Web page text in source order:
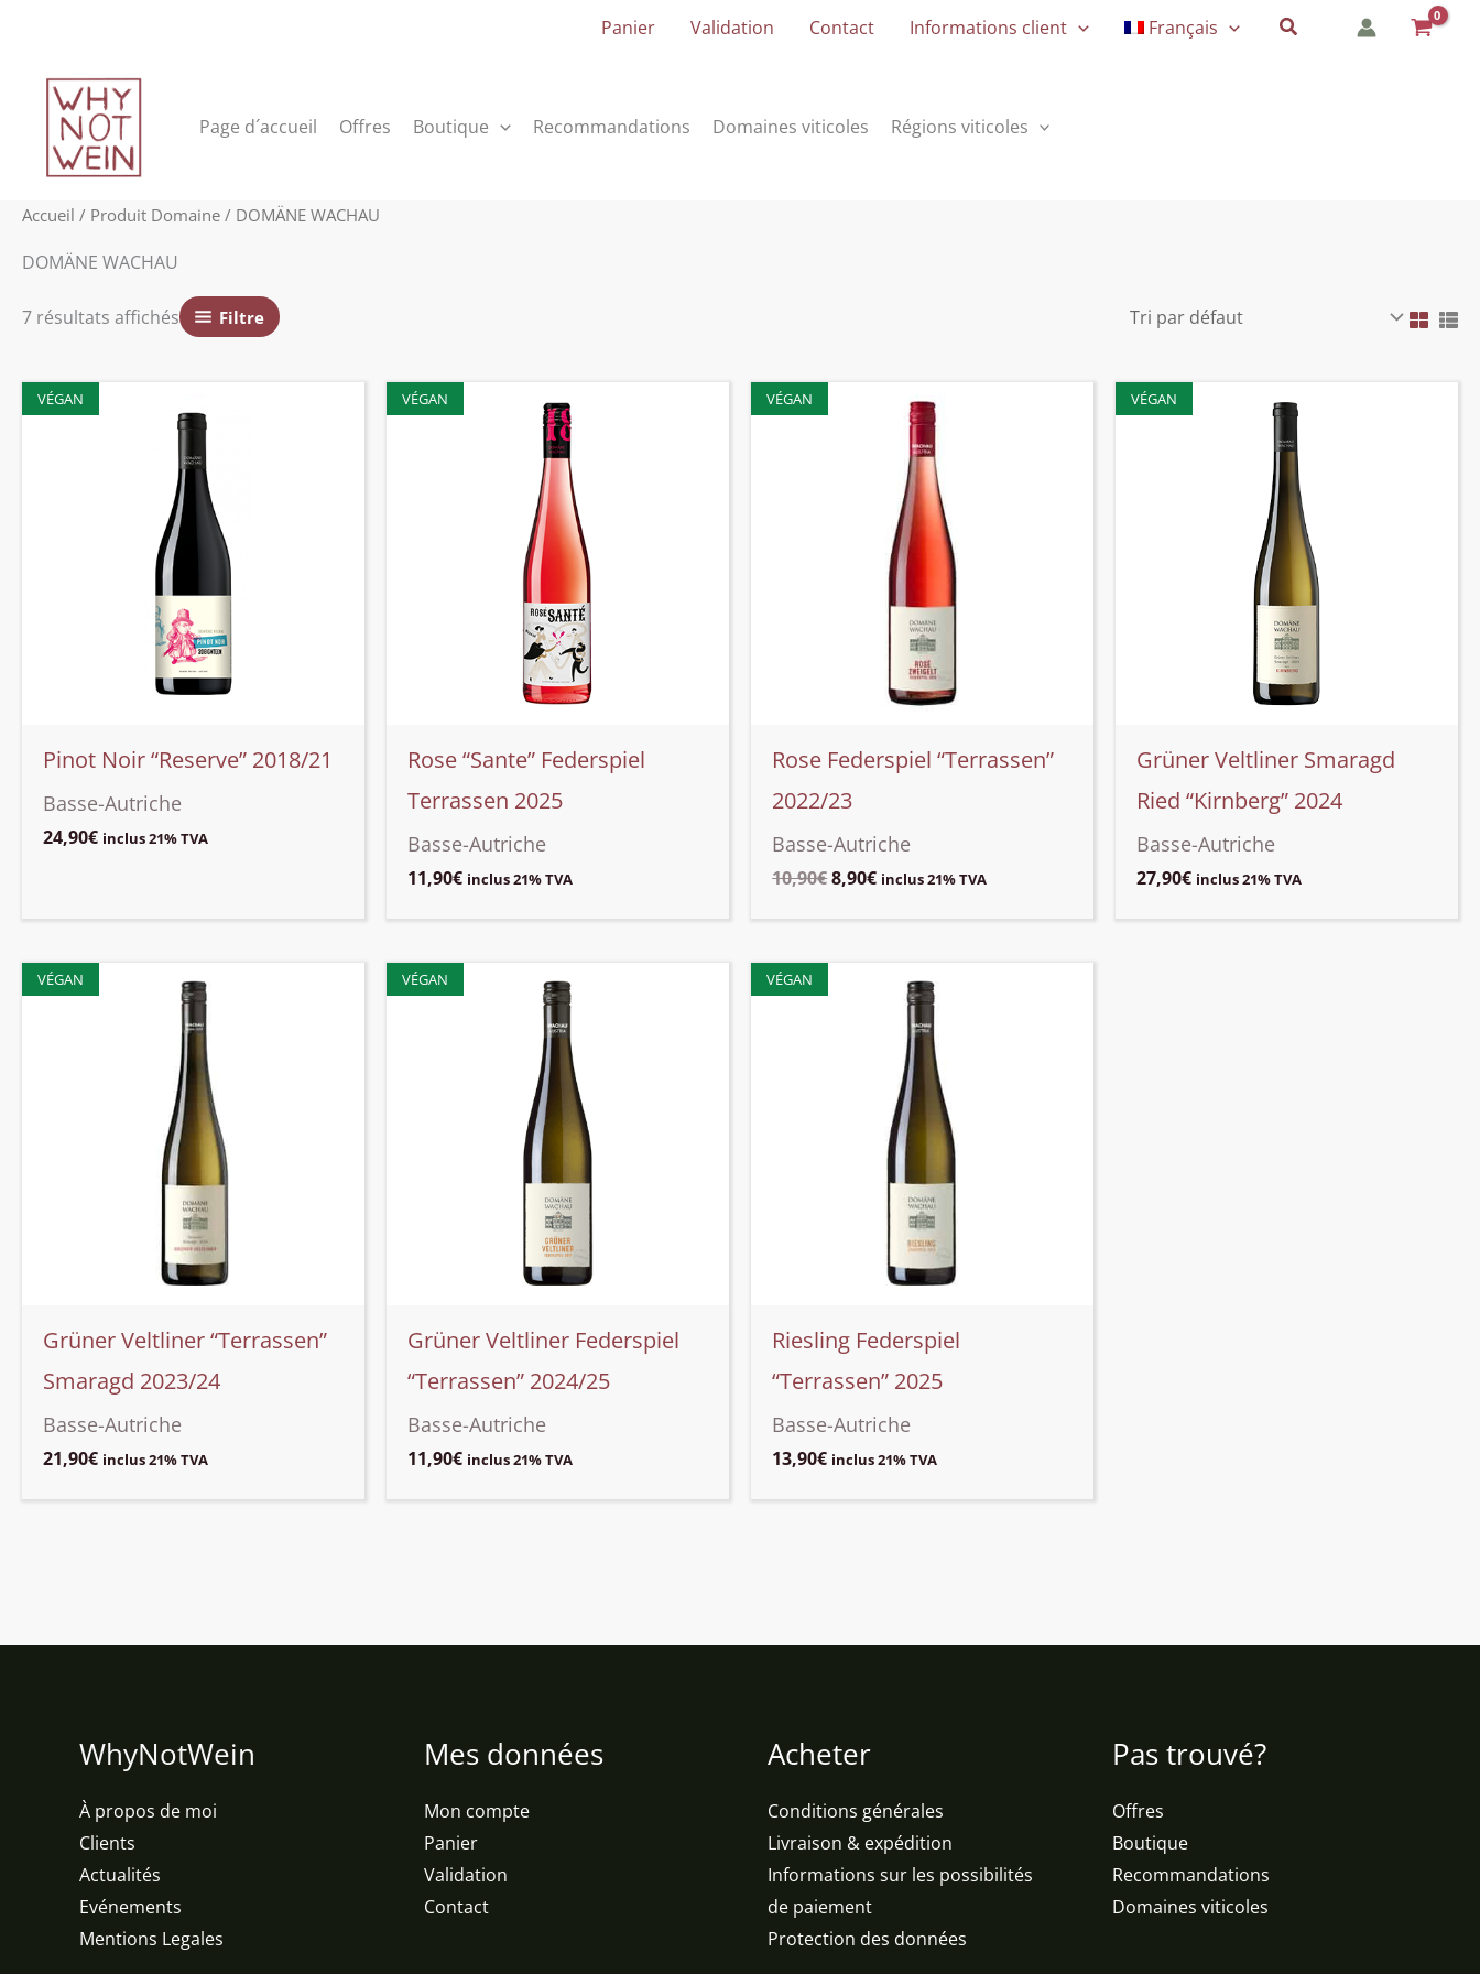
contenu
Panier Validation Contact Informations client Français Rechercher
Page d´accueil Offres Boutique Recommandations Domaines viticoles Régions viticoles
Accueil / Produit Domaine / DOMÄNE WACHAU
DOMÄNE WACHAU
7 résultats affichés Filtre
VÉGAN
Pinot Noir “Reserve” 2018/21
Basse-Autriche
24,90€ inclus 21% TVA
VÉGAN
Rose “Sante” Federspiel
Terrassen 2025
Basse-Autriche
11,90€ inclus 21% TVA
VÉGAN
Rose Federspiel “Terrassen”
2022/23
Basse-Autriche
10,90€Le
8,90€Le
inclus 21% TVA
VÉGAN
Grüner Veltliner Smaragd
Ried “Kirnberg” 2024
Basse-Autriche
27,90€ inclus 21% TVA
VÉGAN
Grüner Veltliner “Terrassen”
Smaragd 2023/24
Basse-Autriche
21,90€ inclus 21% TVA
VÉGAN
Grüner Veltliner Federspiel
“Terrassen” 2024/25
Basse-Autriche
11,90€ inclus 21% TVA
VÉGAN
Riesling Federspiel
“Terrassen” 2025
Basse-Autriche
13,90€ inclus 21% TVA
WhyNotWein
À propos de moi
Clients
Actualités
Evénements
Mentions Legales
Mes données
Mon compte
Panier
Validation
Contact
Acheter
Conditions générales
Livraison & expédition
Informations sur les possibilités
de paiement
Protection des données
Pas trouvé?
Offres
Boutique
Recommandations
Domaines viticoles